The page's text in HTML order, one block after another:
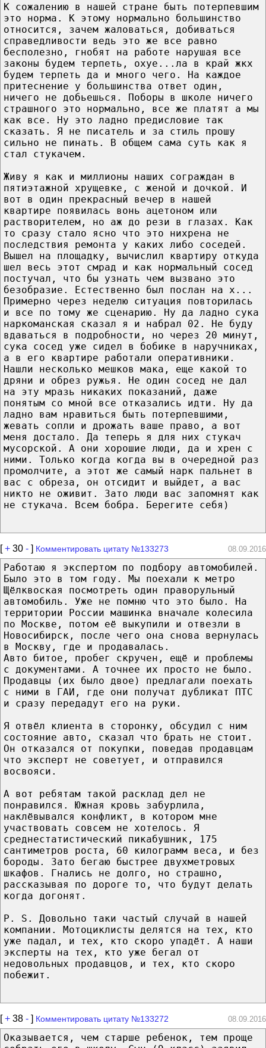
К сожалению в нашей стране быть потерпевшим
это норма. К этому нормально большинство
относится, зачем жаловаться, добиваться
справедливости ведь это же все равно
бесполезно, гнобят на работе нарушая все
законы будем терпеть, охуе...ла в край жкх
будем терпеть да и много чего. На каждое
притеснение у большинства ответ один,
ничего не добьешься. Поборы в школе ничего
страшного это нормально, все же платят а мы
как все. Ну это ладно предисловие так
сказать. Я не писатель и за стиль прошу
сильно не пинать. В общем сама суть как я
стал стукачем.
Живу я как и миллионы наших сограждан в
пятиэтажной хрущевке, с женой и дочкой. И
вот в один прекрасный вечер в нашей
квартире появилась вонь ацетоном или
растворителем, но аж до рези в глазах. Как
то сразу стало ясно что это нихрена не
последствия ремонта у каких либо соседей.
Вышел на площадку, вычислил квартиру откуда
шел весь этот смрад и как нормальный сосед
постучал, что бы узнать чем вызвано это
безобразие. Естественно был послан на х...
Примерно через неделю ситуация повторилась
и все по тому же сценарию. Ну да ладно сука
наркоманская сказал я и набрал 02. Не буду
вдаваться в подробности, но через 20 минут,
сука сосед уже сидел в бобике в наручниках,
а в его квартире работали оперативники.
Нашли несколько мешков мака, еще какой то
дряни и обрез ружья. Не один сосед не дал
на эту мразь никаких показаний, даже
понятым со мной все отказались идти. Ну да
ладно вам нравиться быть потерпевшими,
жевать сопли и дрожать ваше право, а вот
меня достало. Да теперь я для них стукач
мусорской. А они хорошие люди, да и хрен с
ними. Только когда когда вы в очередной раз
промолчите, а этот же самый нарк пальнет в
вас с обреза, он отсидит и выйдет, а вас
никто не оживит. Зато люди вас запомнят как
не стукача. Всем бобра. Берегите себя)
[+ 30 - ] Комментировать цитату №133273 08.09.2016
Работаю я экспертом по подбору автомобилей.
Было это в том году. Мы поехали к метро
Щёлквоская посмотреть один праворульный
автомобиль. Уже не помню что это было. На
территории России машинка вначале колесила
по Москве, потом её выкупили и отвезли в
Новосибирск, после чего она снова вернулась
в Москву, где и продавалась.
Авто битое, пробег скручен, ещё и проблемы
с документами. А точнее их просто не было.
Продавцы (их было двое) предлагали поехать
с ними в ГАИ, где они получат дубликат ПТС
и сразу передадут его на руки.
Я отвёл клиента в сторонку, обсудил с ним
состояние авто, сказал что брать не стоит.
Он отказался от покупки, поведав продавцам
что эксперт не советует, и отправился
восвояси.
А вот ребятам такой расклад дел не
понравился. Южная кровь забурлила,
наклёвывался конфликт, в котором мне
участвовать совсем не хотелось. Я
среднестатистический пикабушник, 175
сантиметров роста, 60 килограмм веса, и без
бороды. Зато бегаю быстрее двухметровых
шкафов. Гнались не долго, но страшно,
рассказывая по дороге то, что будут делать
когда догонят.
P. S. Довольно таки частый случай в нашей
компании. Мотоциклисты делятся на тех, кто
уже падал, и тех, кто скоро упадёт. А наши
эксперты на тех, кто уже бегал от
недовольных продавцов, и тех, кто скоро
побежит.
[+ 38 - ] Комментировать цитату №133272 08.09.2016
Оказывается, чем старше ребенок, тем проще